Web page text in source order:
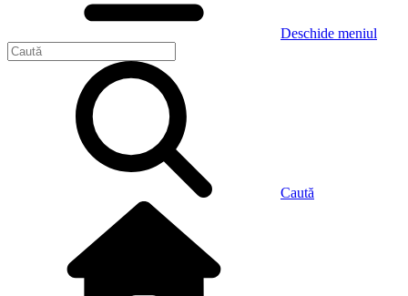
Deschide meniul
Caută